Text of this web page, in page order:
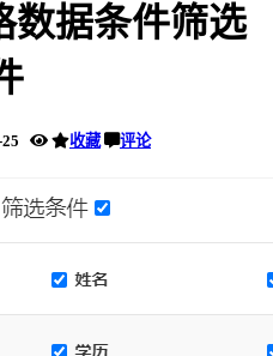
数据条件筛选
25 收藏 评论